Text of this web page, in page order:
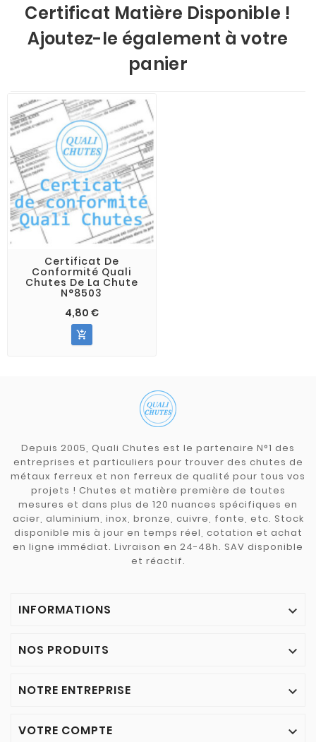
Certificat Matière Disponible !
Ajoutez-le également à votre
panier
Certificat De
Conformité Quali
Chutes De La Chute
N°8503
4,80 €

Depuis 2005, Quali Chutes est le partenaire N°1 des
entreprises et particuliers pour trouver des chutes de
métaux ferreux et non ferreux de qualité pour tous vos
projets ! Chutes et matière première de toutes
mesures et dans plus de 120 nuances spécifiques en
acier, aluminium, inox, bronze, cuivre, fonte, etc. Stock
disponible mis à jour en temps réel, cotation et achat
en ligne immédiat. Livraison en 24-48h. SAV disponible
et réactif.
INFORMATIONS 
NOS PRODUITS 
NOTRE ENTREPRISE 
VOTRE COMPTE 